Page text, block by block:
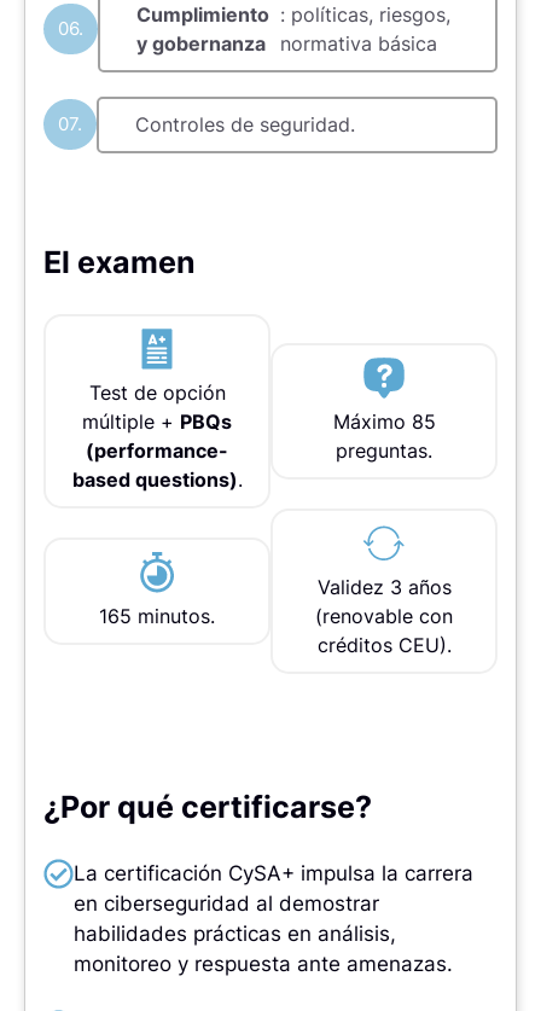
06.
Cumplimiento
y gobernanza
: políticas, riesgos,
normativa básica
07. Controles de seguridad.
El examen
Test de opción
múltiple + PBQs
(performance-
based questions).
Máximo 85
preguntas.
165 minutos.
Validez 3 años
(renovable con
créditos CEU).
¿Por qué certificarse?
La certificación CySA+ impulsa la carrera
en ciberseguridad al demostrar
habilidades prácticas en análisis,
monitoreo y respuesta ante amenazas.